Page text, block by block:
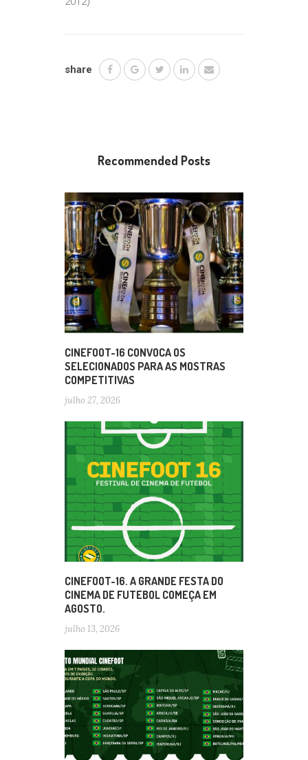
share
Recommended Posts
CINEFOOT-16 CONVOCA OS
SELECIONADOS PARA AS MOSTRAS
COMPETITIVAS
julho 27, 2026
CINEFOOT-16. A GRANDE FESTA DO
CINEMA DE FUTEBOL COMEÇA EM
AGOSTO.
julho 13, 2026